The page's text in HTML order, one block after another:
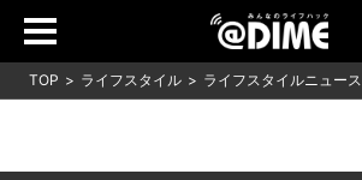
TOP ライフスタイル ライフスタイルニュース